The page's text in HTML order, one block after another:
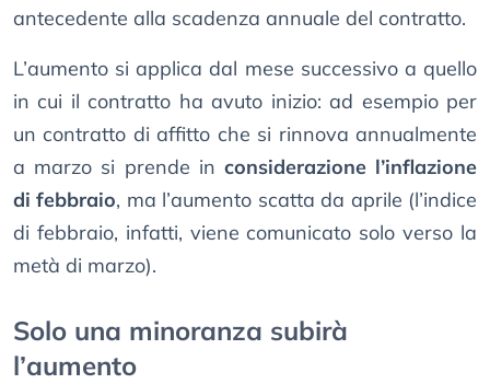
antecedente alla scadenza annuale del contratto.
L’aumento si applica dal mese successivo a quello
in cui il contratto ha avuto inizio: ad esempio per
un contratto di affitto che si rinnova annualmente
a marzo si prende in considerazione l’inflazione
di febbraio, ma l’aumento scatta da aprile (l’indice
di febbraio, infatti, viene comunicato solo verso la
metà di marzo).
Solo una minoranza subirà
l’aumento